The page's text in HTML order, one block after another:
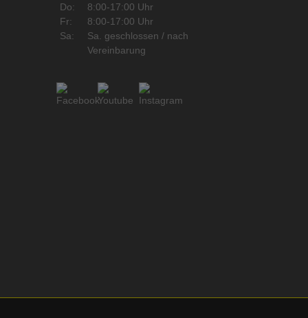
Do:
8:00-17:00 Uhr
Fr:
8:00-17:00 Uhr
Sa:
Sa. geschlossen / nach
Vereinbarung